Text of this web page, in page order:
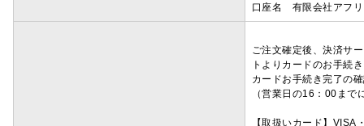
口座名 有限会社アフ
ご注文確定後、決済サ
トよりカードのお手続
カードお手続き完了の
（営業日の16：00ま
【取扱いカード】